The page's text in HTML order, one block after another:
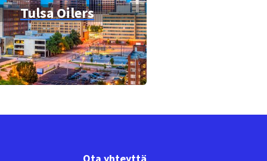
Tulsa Oilers